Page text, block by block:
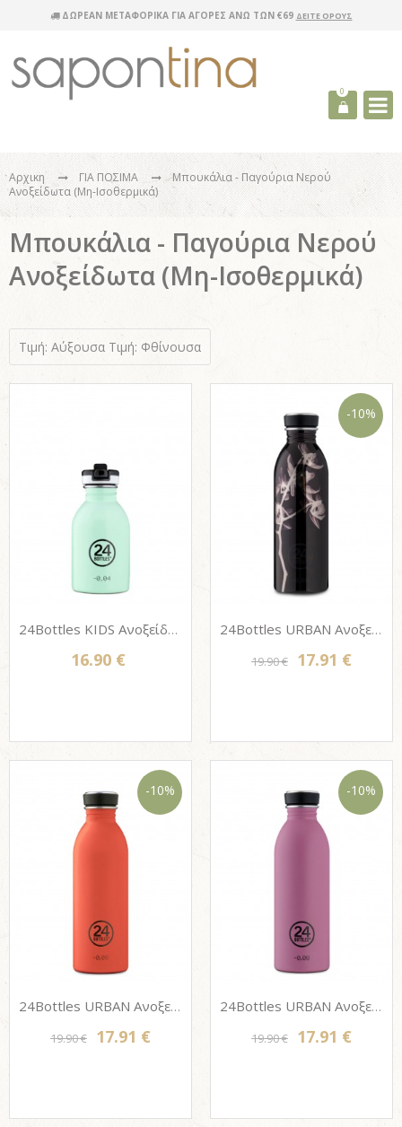
ΔΩΡΕΑΝ ΜΕΤΑΦΟΡΙΚΑ ΓΙΑ ΑΓΟΡΕΣ ΑΝΩ ΤΩΝ €69 ΔΕΙΤΕ ΟΡΟΥΣ
0
Αρχικη ΓΙΑ ΠΟΣΙΜΑ
Μπουκάλια - Παγούρια Νερού
Ανοξείδωτα (Μη-Ισοθερμικά)
Μπουκάλια - Παγούρια Νερού
Ανοξείδωτα (Μη-Ισοθερμικά)
Τιμή: Αύξουσα Τιμή: Φθίνουσα
24Bottles KIDS Ανοξείδωτο μπουκάλι - AQUA GREEN 250ml
16.90 €
-10%
24Bottles URBAN Ανοξείδωτο μπουκάλι - ULTRAVIOLET 500ml
19.90 € 17.91 €
-10%
24Bottles URBAN Ανοξείδωτο μπουκάλι - PACHINO 500ml
19.90 € 17.91 €
-10%
24Bottles URBAN Ανοξείδωτο μπουκάλι - MAUVE 500ml
19.90 € 17.91 €